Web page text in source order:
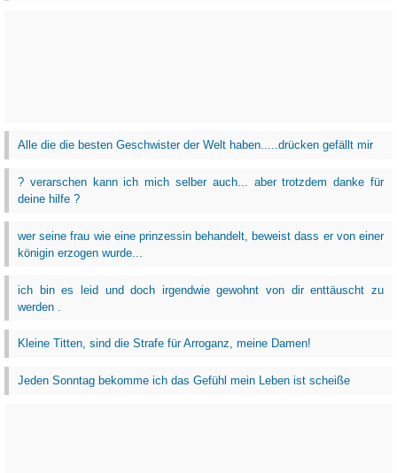
Alle die die besten Geschwister der Welt haben.....drücken gefällt mir
? verarschen kann ich mich selber auch... aber trotzdem danke für
deine hilfe ?
wer seine frau wie eine prinzessin behandelt, beweist dass er von einer
königin erzogen wurde...
ich bin es leid und doch irgendwie gewohnt von dir enttäuscht zu
werden .
Kleine Titten, sind die Strafe für Arroganz, meine Damen!
Jeden Sonntag bekomme ich das Gefühl mein Leben ist scheiße